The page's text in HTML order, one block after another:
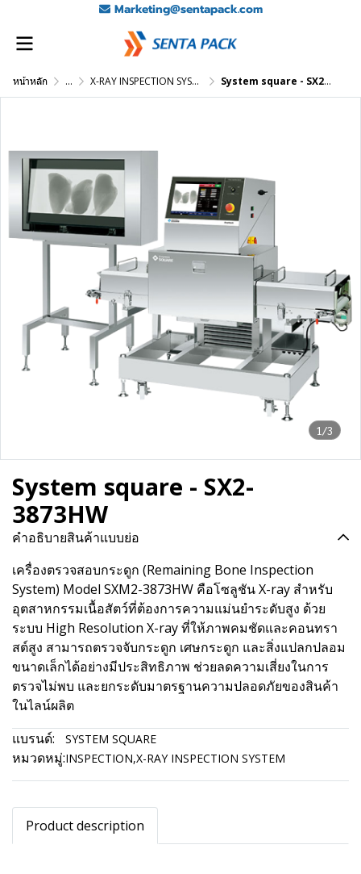
Marketing@sentapack.com
หน้าหลัก ... X-RAY INSPECTION SYSTEM System square - SX2-3873HW
1/3
System square - SX2-
3873HW
คำอธิบายสินค้าแบบย่อ
เครื่องตรวจสอบกระดูก (Remaining Bone Inspection
System) Model SXM2-3873HW คือโซลูชัน X-ray สำหรับ
อุตสาหกรรมเนื้อสัตว์ที่ต้องการความแม่นยำระดับสูง ด้วย
ระบบ High Resolution X-ray ที่ให้ภาพคมชัดและคอนทรา
สต์สูง สามารถตรวจจับกระดูก เศษกระดูก และสิ่งแปลกปลอม
ขนาดเล็กได้อย่างมีประสิทธิภาพ ช่วยลดความเสี่ยงในการ
ตรวจไม่พบ และยกระดับมาตรฐานความปลอดภัยของสินค้า
ในไลน์ผลิต
แบรนด์:
SYSTEM SQUARE
หมวดหมู่:INSPECTION,X-RAY INSPECTION SYSTEM
Product description